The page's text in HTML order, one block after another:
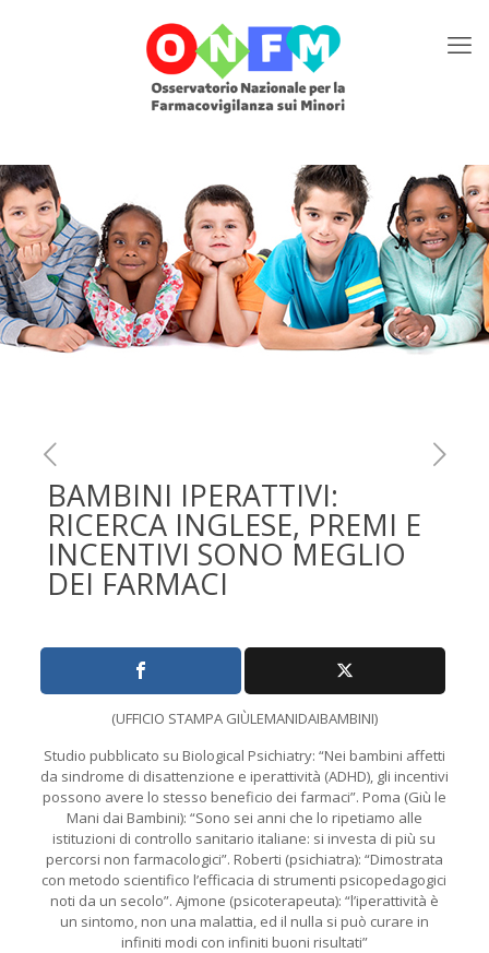
BAMBINI IPERATTIVI:
RICERCA INGLESE, PREMI E
INCENTIVI SONO MEGLIO
DEI FARMACI
(UFFICIO STAMPA GIÙLEMANIDAIBAMBINI)
Studio pubblicato su Biological Psichiatry: “Nei bambini affetti
da sindrome di disattenzione e iperattività (ADHD), gli incentivi
possono avere lo stesso beneficio dei farmaci”. Poma (Giù le
Mani dai Bambini): “Sono sei anni che lo ripetiamo alle
istituzioni di controllo sanitario italiane: si investa di più su
percorsi non farmacologici”. Roberti (psichiatra): “Dimostrata
con metodo scientifico l’efficacia di strumenti psicopedagogici
noti da un secolo”. Ajmone (psicoterapeuta): “l’iperattività è
un sintomo, non una malattia, ed il nulla si può curare in
infiniti modi con infiniti buoni risultati”